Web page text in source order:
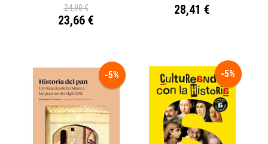
24,90 €
23,66 €
28,41 €
-5% -5%